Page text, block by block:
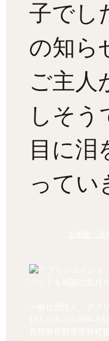
子でし
の知ら
ご主人
しそう
目に泪
ってい